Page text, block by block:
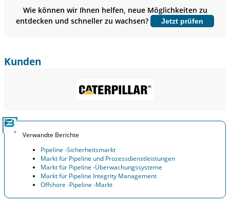
Jetzt anpassen
Wie können wir Ihnen helfen, neue Möglichkeiten zu
entdecken und schneller zu wachsen?
Jetzt prüfen
Kunden
Verwandte Berichte
Pipeline -Sicherheitsmarkt
Markt für Pipeline und Prozessdienstleistungen
Markt für Pipeline -Überwachungssysteme
Markt für Pipeline Integrity Management
Offshore -Pipeline -Markt